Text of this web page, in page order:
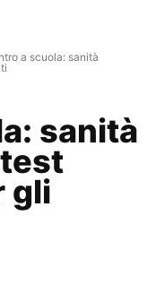
a scuola: sanità
sanità
gli